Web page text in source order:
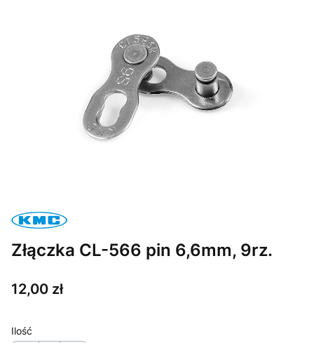
Złączka CL-566 pin 6,6mm, 9rz.
Cena
12,00 zł
Ilość